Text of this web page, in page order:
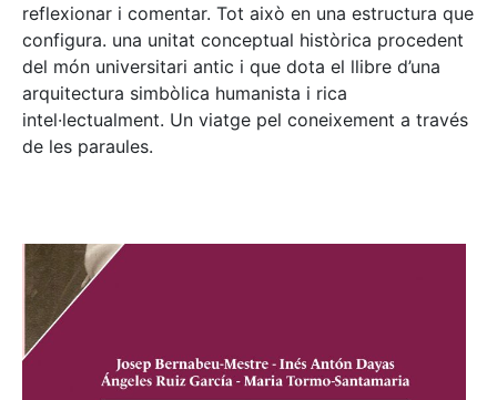
reflexionar i comentar. Tot això en una estructura que
configura. una unitat conceptual històrica procedent
del món universitari antic i que dota el llibre d’una
arquitectura simbòlica humanista i rica
intel·lectualment. Un viatge pel coneixement a través
de les paraules.